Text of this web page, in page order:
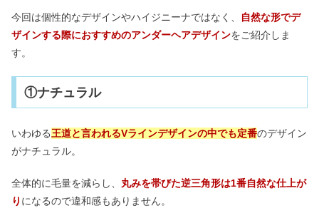
今回は個性的なデザインやハイジニーナではなく、
自然な形でデ
ザインする際におすすめのアンダーヘアデザインをご紹介しま
す。
①ナチュラル
いわゆる王道と言われるVラインデザインの中でも定番のデザイン
がナチュラル。
全体的に毛量を減らし、 丸みを帯びた逆三角形は1番自然な仕上が
り になるので違和感もありません。